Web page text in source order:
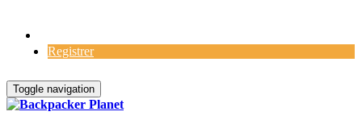
Registrer
Toggle navigation